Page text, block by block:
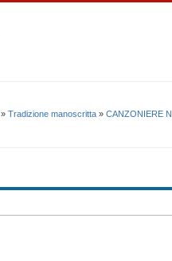
» Tradizione manoscritta » CANZONIERE N